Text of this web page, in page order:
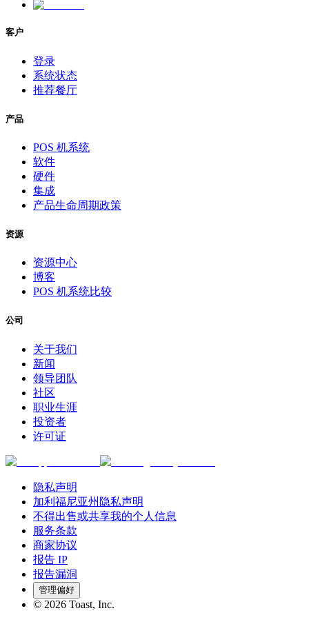
客户
登录
系统状态
推荐餐厅
产品
POS 机系统
软件
硬件
集成
产品生命周期政策
资源
资源中心
博客
POS 机系统比较
公司
关于我们
新闻
领导团队
社区
职业生涯
投资者
许可证
隐私声明
加利福尼亚州隐私声明
不得出售或共享我的个人信息
服务条款
商家协议
报告 IP
报告漏洞
管理偏好
© 2026 Toast, Inc.